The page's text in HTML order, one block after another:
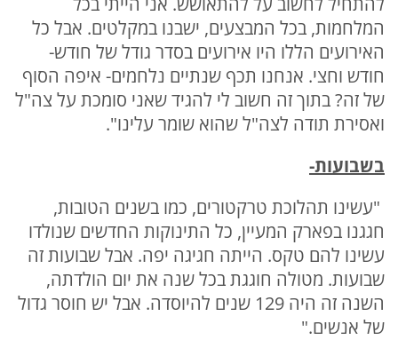
המלחמות, בכל המבצעים, ישבנו במקלטים. אבל כל
האירועים הללו היו אירועים בסדר גודל של חודש-
חודש וחצי. אנחנו תכף שנתיים נלחמים- איפה הסוף
של זה? בתוך זה חשוב לי להגיד שאני סומכת על צה"ל
ואסירת תודה לצה"ל שהוא שומר עלינו".
בשבועות-
"עשינו תהלוכת טרקטורים, כמו בשנים הטובות,
חגגנו בפארק המעיין, כל התינוקות החדשים שנולדו
עשינו להם טקס. הייתה חגיגה יפה. אבל שבועות זה
שבועות. מטולה חוגגת בכל שנה את יום הולדתה,
השנה זה היה 129 שנים להיוסדה. אבל יש חוסר גדול
של אנשים."